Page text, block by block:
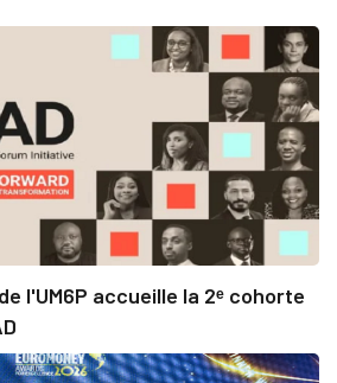
l'UM6P accueille la 2ᵉ cohorte